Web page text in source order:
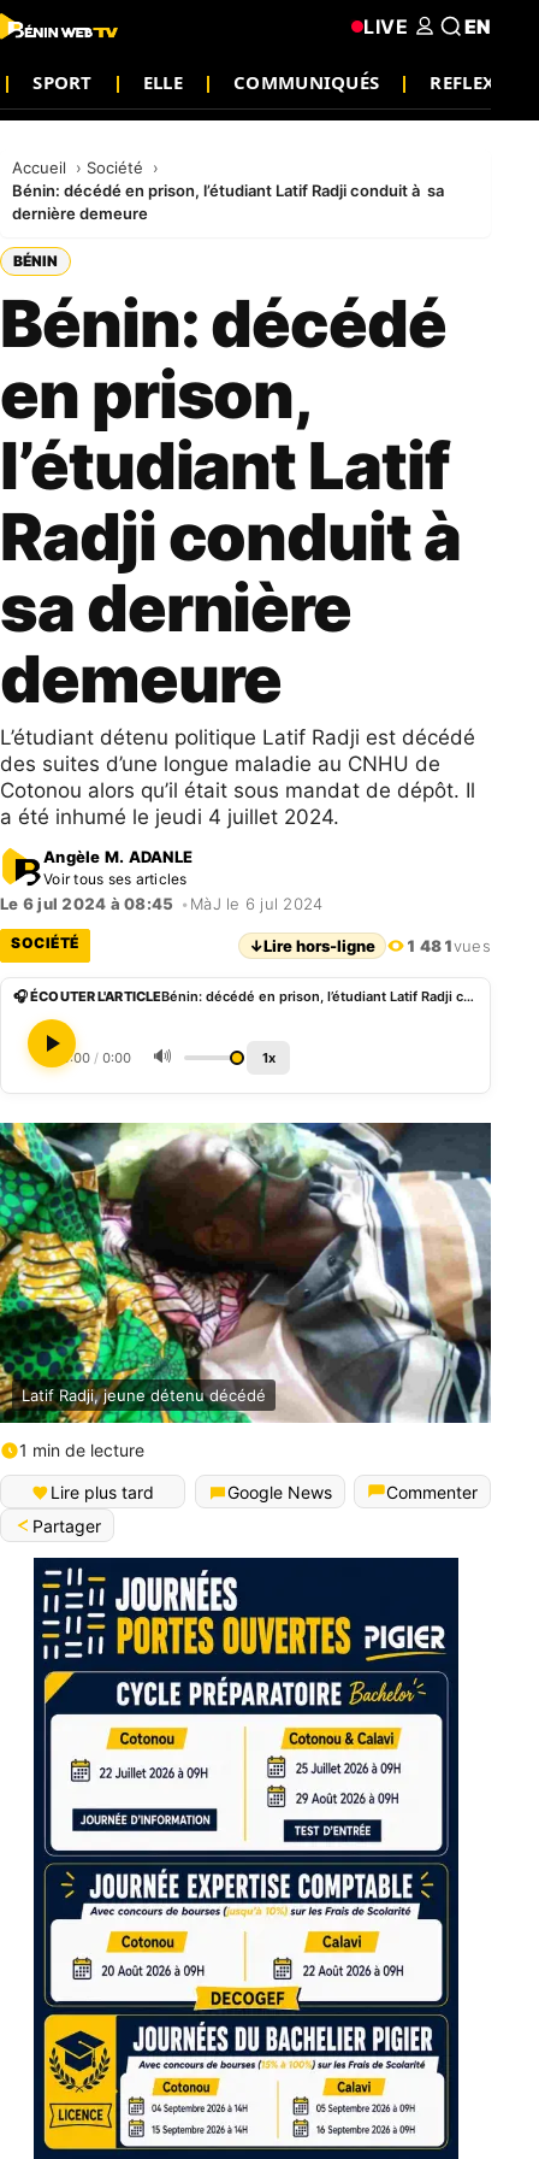
SPORT ELLE COMMUNIQUÉS REFLEXION
LIVE EN
Accueil
Société
Bénin: décédé en prison, l’étudiant Latif Radji conduit à sa
dernière demeure
BÉNIN
Bénin: décédé
en prison,
l’étudiant Latif
Radji conduit à
sa dernière
demeure
L’étudiant détenu politique Latif Radji est décédé
des suites d’une longue maladie au CNHU de
Cotonou alors qu’il était sous mandat de dépôt. Il
a été inhumé le jeudi 4 juillet 2024.
Angèle M. ADANLE
Voir tous ses articles
Le 6 jul 2024 à 08:45 • MàJ le 6 jul 2024
SOCIÉTÉ ↓Lire hors-ligne 1 481vues
🎧 ÉCOUTER L'ARTICLE Bénin: décédé en prison, l’étudiant Latif Radji conduit à sa dernière demeure
0:00 / 0:00 🔊 1x
Latif Radji, jeune détenu décédé
1 min de lecture
Lire plus tard Google News
Commenter
Partager